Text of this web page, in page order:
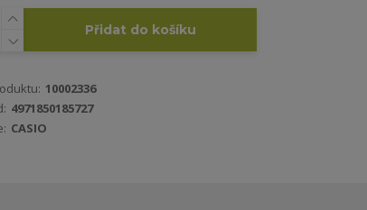
Přidat do košíku
10002336
4971850185727
CASIO